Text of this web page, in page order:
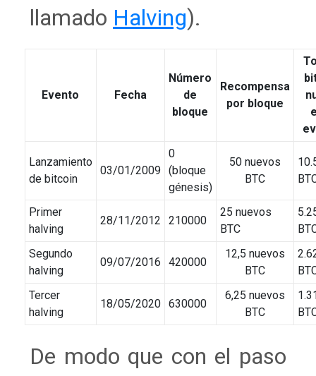
llamado Halving).
Evento Fecha
Número
de
bloque
Recompensa
por bloque
Lanzamiento
de bitcoin
03/01/2009
0
(bloque
génesis)
50 nuevos
BTC
Primer
halving
28/11/2012 210000
25 nuevos
BTC
Segundo
halving
09/07/2016 420000
12,5 nuevos
BTC
Tercer
halving
18/05/2020 630000
6,25 nuevos
BTC
De modo que con el paso